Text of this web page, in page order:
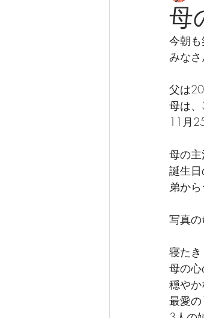
母
今朝も
みな
父は
母は、
11月
母の主
誕生日
弟か
写真の
寝たき
母の
穏や
最愛